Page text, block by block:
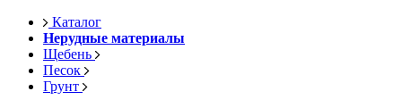
Каталог
Нерудные материалы
Щебень
Песок
Грунт